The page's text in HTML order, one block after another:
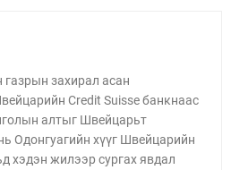
захирал асан
Credit Suisse банкнаас
алтыг Швейцарьт
Одонгуагийн хүүг Швейцарийн
хэдэн жилээр сургах явдал